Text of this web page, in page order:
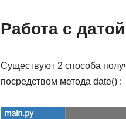
Работа с датой
Существуют 2 способа
посредством метода date() :